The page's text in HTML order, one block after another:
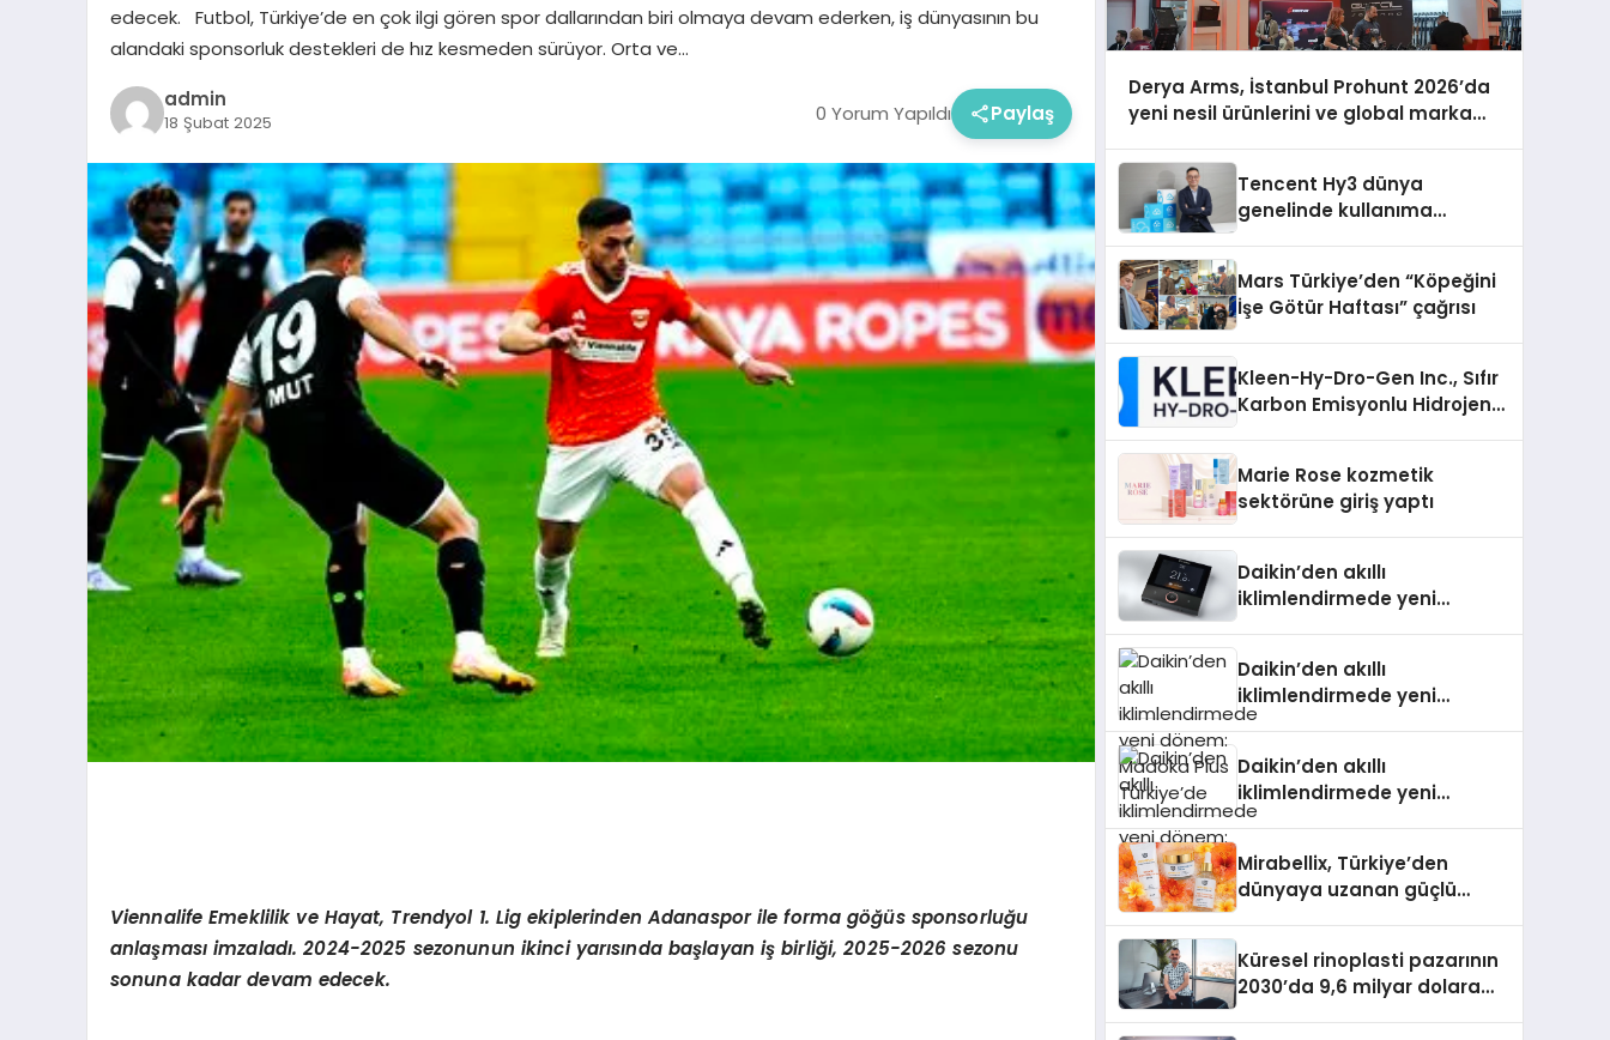
edecek. Futbol, Türkiye’de en çok ilgi gören spor dallarından biri olmaya devam ederken, iş dünyasının bu
alandaki sponsorluk destekleri de hız kesmeden sürüyor. Orta ve…
admin
18 Şubat 2025 0 Yorum Yapıldı Paylaş
ViennalifeEmeklilik ve Hayat, Trendyol 1. Lig ekiplerinden Adanaspor ile forma göğüs sponsorluğu
anlaşması imzaladı. 2024-2025 sezonunun ikinci yarısında başlayan iş birliği, 2025-2026 sezonu
sonuna kadar devam edecek.
Derya Arms, İstanbul Prohunt 2026’da
yeni nesil ürünlerini ve global marka
Tencent Hy3 dünya
genelinde kullanıma
Mars Türkiye’den “Köpeğini
İşe Götür Haftası” çağrısı
Kleen-Hy-Dro-Gen Inc., Sıfır
Karbon Emisyonlu Hidrojen
Aldı
Marie Rose kozmetik
sektörüne giriş yaptı
Daikin’den akıllı
iklimlendirmede yeni
Daikin’den akıllı
iklimlendirmede yeni
dönem: Madoka Plus
Daikin’den akıllı
iklimlendirmede yeni
dönem: Madoka Plus
Mirabellix, Türkiye’den
dünyaya uzanan güçlü
Küresel rinoplasti pazarının
2030’da 9,6 milyar dolara